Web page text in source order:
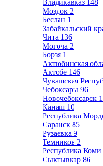
Владикавказ 148
Моздок 2
Беслан 1
Забайкальский
Чита 136
Могоча 2
Борзя 1
Актюбинская
Актобе 146
Чувашская
Чебоксары 96
Новочебоксарск
Канаш 10
Республика
Саранск 85
Рузаевка 9
Темников 2
Республика Коми
Сыктывкар 86